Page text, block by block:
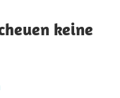
keine